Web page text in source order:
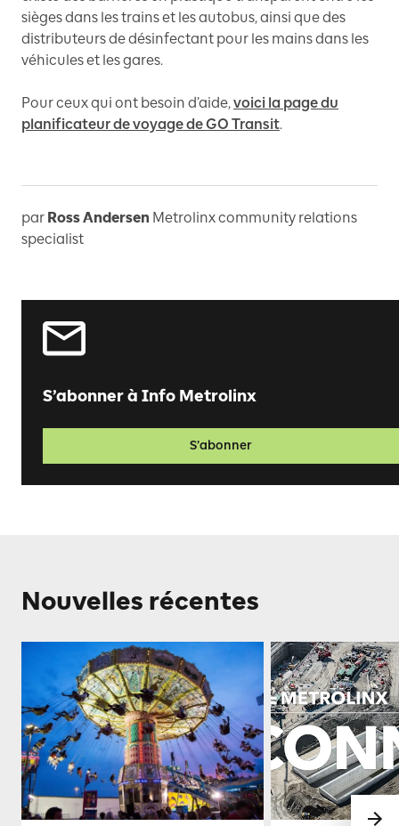
sièges dans les trains et les autobus, ainsi que des
distributeurs de désinfectant pour les mains dans les
véhicules et les gares.
Pour ceux qui ont besoin d’aide,voici la page du
planificateur de voyage de GO Transit.
par Ross Andersen Metrolinx community relations
specialist
S’abonner à Info Metrolinx
S’abonner
Nouvelles récentes